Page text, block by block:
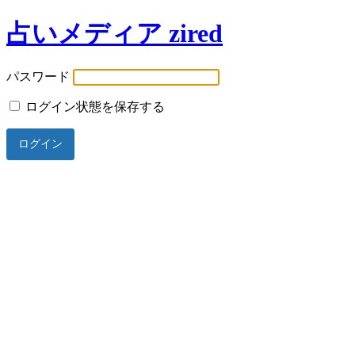
占いメディア zired
パスワード
ログイン状態を保存する